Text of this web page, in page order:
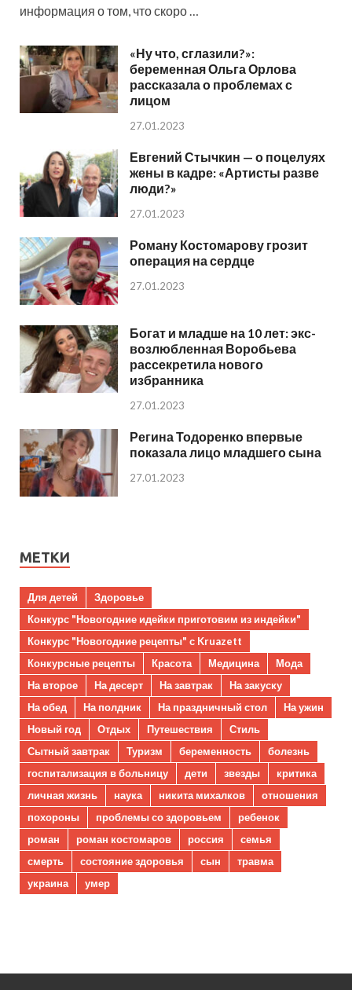
информация о том, что скоро …
«Ну что, сглазили?»:
беременная Ольга Орлова
рассказала о проблемах с
лицом
27.01.2023
Евгений Стычкин — о поцелуях
жены в кадре: «Артисты разве
люди?»
27.01.2023
Роману Костомарову грозит
операция на сердце
27.01.2023
Богат и младше на 10 лет: экс-
возлюбленная Воробьева
рассекретила нового
избранника
27.01.2023
Регина Тодоренко впервые
показала лицо младшего сына
27.01.2023
МЕТКИ
Для детей
Здоровье
Конкурс "Новогодние идейки приготовим из индейки"
Конкурс "Новогодние рецепты" с Kruazett
Конкурсные рецепты
Красота Медицина
Мода
На второе
На десерт На завтрак
На закуску
На обед
На полдник На праздничный стол
На ужин
Новый год
Отдых Путешествия
Стиль
Сытный завтрак
Туризм беременность
болезнь
госпитализация в больницу
дети звезды
критика
личная жизнь
наука никита михалков
отношения
похороны
проблемы со здоровьем
ребенок
роман
роман костомаров россия
семья
смерть
состояние здоровья сын
травма
украина
умер